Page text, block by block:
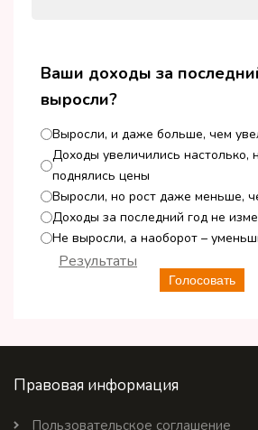
Ваши доходы за
выросли?
Выросли, и даже больше, чем
Доходы увеличились настолько,
поднялись цены
Выросли, но рост даже меньше,
Доходы за последний год не
Не выросли, а наоборот –
Голосовать
Результаты
Правовая информация
Пользовательское соглашение